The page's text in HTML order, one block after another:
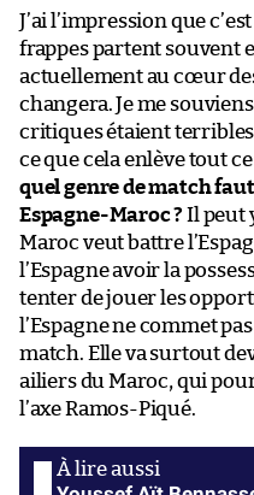
J’ai l’impression que
frappes partent souvent
actuellement au cœur
changera. Je me
critiques étaient
ce que cela enlève tout
quel genre de match
Espagne-Maroc ? Il peut
Maroc veut battre
l’Espagne avoir la
tenter de jouer les
l’Espagne ne commet
match. Elle va surtout
ailiers du Maroc, qui
l’axe Ramos-Piqué.